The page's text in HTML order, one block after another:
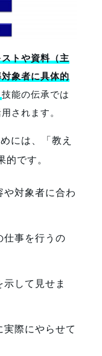
トや資料（主
象者に具体的
技能の伝承では
されます。
には、「教え
です。
対象者に合わ
事を行うの
して見せま
際にやらせて